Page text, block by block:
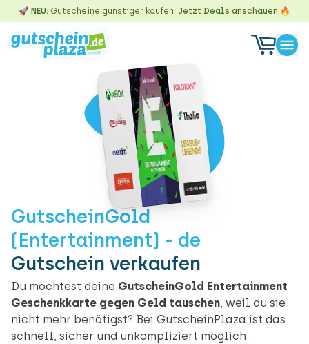
🚀 NEU: Gutscheine günstiger kaufen! Jetzt Deals anschauen 🔥
GutscheinGold
(Entertainment) - de
Gutschein verkaufen
Du möchtest deine GutscheinGold Entertainment
Geschenkkarte gegen Geld tauschen, weil du sie
nicht mehr benötigst? Bei GutscheinPlaza ist das
schnell, sicher und unkompliziert möglich.